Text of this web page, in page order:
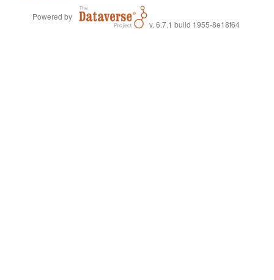
Powered by
v. 6.7.1 build 1955-8e18f64